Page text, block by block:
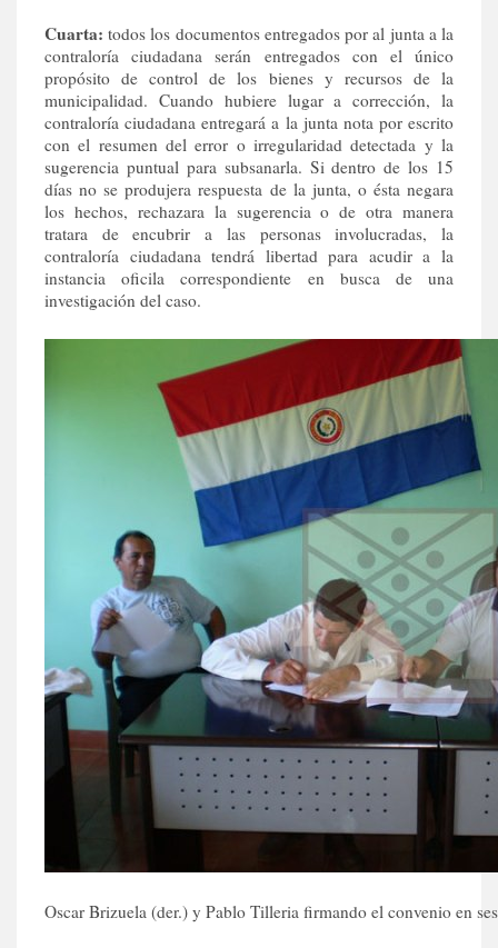
Cuarta: todos los documentos entregados por al junta a la
contraloría ciudadana serán entregados con el único
propósito de control de los bienes y recursos de la
municipalidad. Cuando hubiere lugar a corrección, la
contraloría ciudadana entregará a la junta nota por escrito
con el resumen del error o irregularidad detectada y la
sugerencia puntual para subsanarla. Si dentro de los 15
días no se produjera respuesta de la junta, o ésta negara
los hechos, rechazara la sugerencia o de otra manera
tratara de encubrir a las personas involucradas, la
contraloría ciudadana tendrá libertad para acudir a la
instancia oficila correspondiente en busca de una
investigación del caso.
Oscar Brizuela (der.) y Pablo Tilleria firmando el convenio en